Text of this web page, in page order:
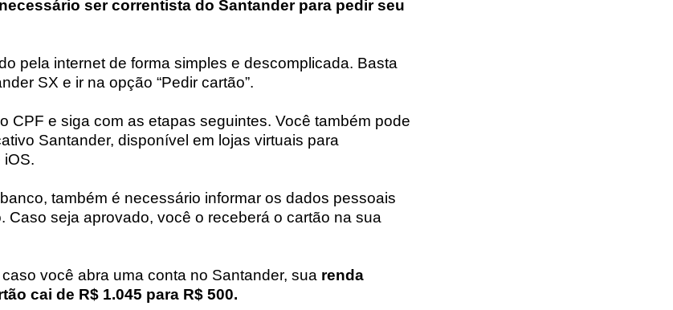
ser correntista do Santander para pedir seu
pela internet de forma simples e descomplicada. Basta
SX e ir na opção “Pedir cartão”.
CPF e siga com as etapas seguintes. Você também pode
Santander, disponível em lojas virtuais para
iOS.
também é necessário informar os dados pessoais
Caso seja aprovado, você o receberá o cartão na sua
você abra uma conta no Santander, sua renda
cai de R$ 1.045 para R$ 500.